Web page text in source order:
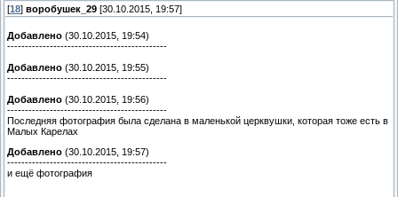
[18] воробушек_29 [30.10.2015, 19:57]
Добавлено (30.10.2015, 19:54)
---------------------------------------------
Добавлено (30.10.2015, 19:55)
---------------------------------------------
Добавлено (30.10.2015, 19:56)
---------------------------------------------
Последняя фотография была сделана в маленькой церквушки, которая тоже есть в
Малых Карелах
Добавлено (30.10.2015, 19:57)
---------------------------------------------
и ещё фотография